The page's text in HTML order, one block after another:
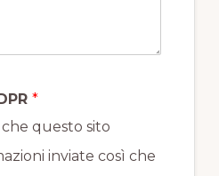
*
questo sito
inviate così che